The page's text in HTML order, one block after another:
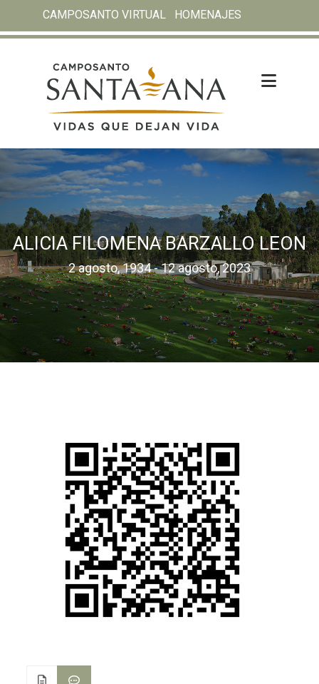
CAMPOSANTO VIRTUAL HOMENAJES
ALICIA FILOMENA BARZALLO LEON
2 agosto, 1934 - 12 agosto, 2023